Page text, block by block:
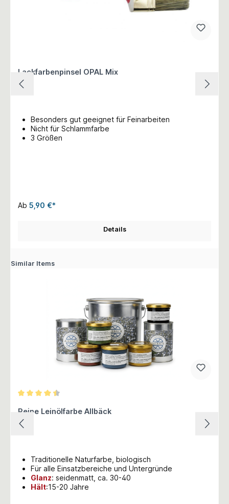
Lackfarbenpinsel OPAL Mix
Besonders gut geeignet für Feinarbeiten
Nicht für Schlammfarbe
3 Größen
Ab 5,90 €*
Details
Similar Items
Reine Leinölfarbe Allbäck
Traditionelle Naturfarbe, biologisch
Für alle Einsatzbereiche und Untergründe
Glanz: seidenmatt, ca. 30-40
Hält:15-20 Jahre